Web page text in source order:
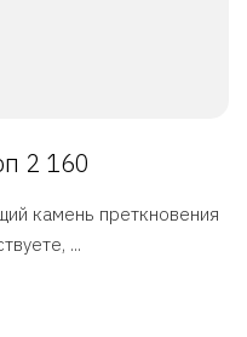
2 160
камень преткновения
...